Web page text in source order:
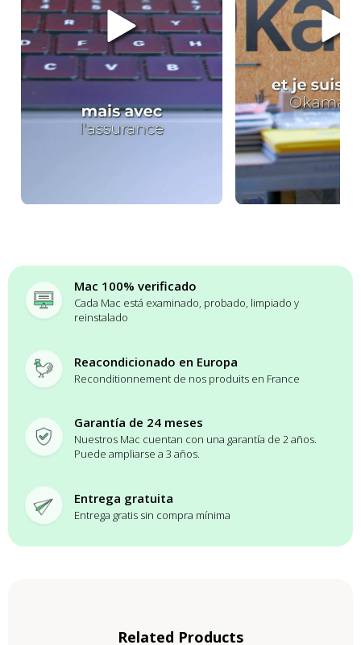
Mac 100% verificado
Cada Mac está examinado, probado, limpiado y
reinstalado
Reacondicionado en Europa
Reconditionnement de nos produits en France
Garantía de 24 meses
Nuestros Mac cuentan con una garantía de 2 años.
Puede ampliarse a 3 años.
Entrega gratuita
Entrega gratis sin compra mínima
Related Products